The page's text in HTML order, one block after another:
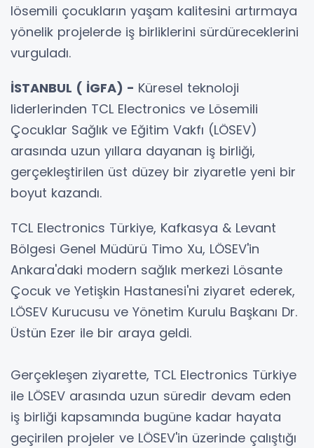
lösemili çocukların yaşam kalitesini artırmaya
yönelik projelerde iş birliklerini sürdüreceklerini
vurguladı.
İSTANBUL ( İGFA) - Küresel teknoloji
liderlerinden TCL Electronics ve Lösemili
Çocuklar Sağlık ve Eğitim Vakfı (LÖSEV)
arasında uzun yıllara dayanan iş birliği,
gerçekleştirilen üst düzey bir ziyaretle yeni bir
boyut kazandı.
TCL Electronics Türkiye, Kafkasya & Levant
Bölgesi Genel Müdürü Timo Xu, LÖSEV'in
Ankara'daki modern sağlık merkezi Lösante
Çocuk ve Yetişkin Hastanesi'ni ziyaret ederek,
LÖSEV Kurucusu ve Yönetim Kurulu Başkanı Dr.
Üstün Ezer ile bir araya geldi.
Gerçekleşen ziyarette, TCL Electronics Türkiye
ile LÖSEV arasında uzun süredir devam eden
iş birliği kapsamında bugüne kadar hayata
geçirilen projeler ve LÖSEV'in üzerinde çalıştığı